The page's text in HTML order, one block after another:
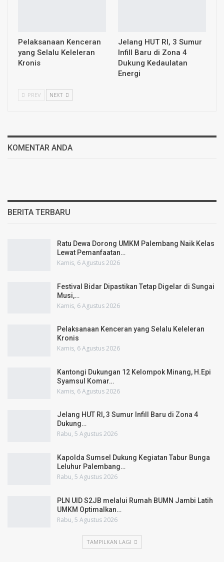
Pelaksanaan Kenceran
yang Selalu Keleleran
Kronis
Jelang HUT RI, 3 Sumur
Infill Baru di Zona 4
Dukung Kedaulatan
Energi
PREV NEXT
KOMENTAR ANDA
BERITA TERBARU
Ratu Dewa Dorong UMKM Palembang Naik Kelas
Lewat Pemanfaatan…
Kamis, 6 Agustus 2026
Festival Bidar Dipastikan Tetap Digelar di Sungai
Musi,…
Kamis, 6 Agustus 2026
Pelaksanaan Kenceran yang Selalu Keleleran
Kronis
Kamis, 6 Agustus 2026
Kantongi Dukungan 12 Kelompok Minang, H.Epi
Syamsul Komar…
Kamis, 6 Agustus 2026
Jelang HUT RI, 3 Sumur Infill Baru di Zona 4
Dukung…
Rabu, 5 Agustus 2026
Kapolda Sumsel Dukung Kegiatan Tabur Bunga
Leluhur Palembang…
Rabu, 5 Agustus 2026
PLN UID S2JB melalui Rumah BUMN Jambi Latih
UMKM Optimalkan…
Rabu, 5 Agustus 2026
TAMPILKAN LAGI